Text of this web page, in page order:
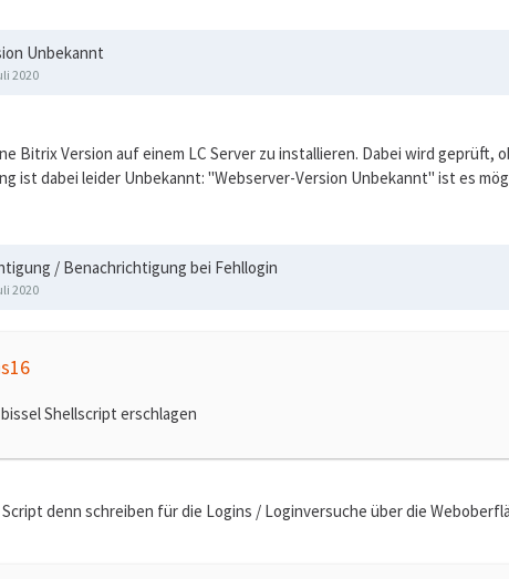
Unbekannt
2020
Bitrix Version auf einem LC Server zu installieren. Dabei wird geprüft,
ist dabei leider Unbekannt: "Webserver-Version Unbekannt" ist es
/ Benachrichtigung bei Fehllogin
2020
Shellscript erschlagen
denn schreiben für die Logins / Loginversuche über die